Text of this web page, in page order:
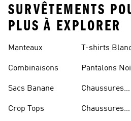
SURVÊTEMENTS
PLUS À EXPLORER
Manteaux
Combinaisons
Sacs Banane
Crop Tops
T-shirts
Pantalons
Chaussures
Chaussures